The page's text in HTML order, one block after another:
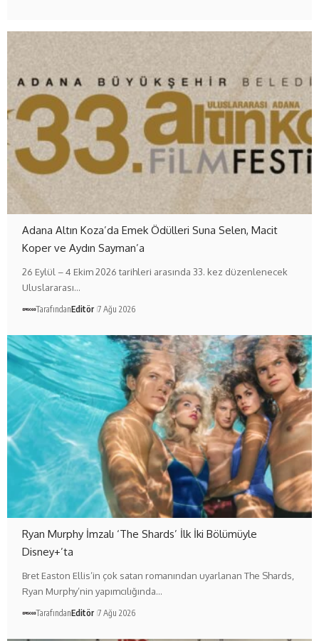
Adana Altın Koza’da Emek Ödülleri Suna Selen, Macit
Koper ve Aydın Sayman’a
26 Eylül – 4 Ekim 2026 tarihleri arasında 33. kez düzenlenecek
Uluslararası…
TarafındanEditör 7 Ağu 2026
Ryan Murphy İmzalı ‘The Shards’ İlk İki Bölümüyle
Disney+’ta
Bret Easton Ellis’in çok satan romanından uyarlanan The Shards,
Ryan Murphy’nin yapımcılığında…
TarafındanEditör 7 Ağu 2026